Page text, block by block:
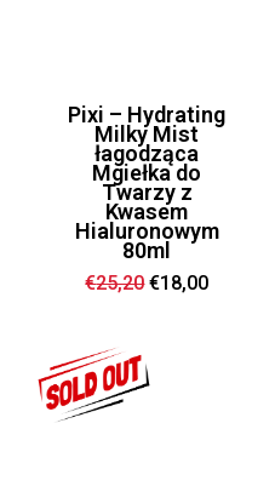
Pixi – Hydrating
Milky Mist
łagodząca
Mgiełka do
Twarzy z
Kwasem
Hialuronowym
80ml
€25,20Ursprünglicher
Preis
€18,00Aktueller